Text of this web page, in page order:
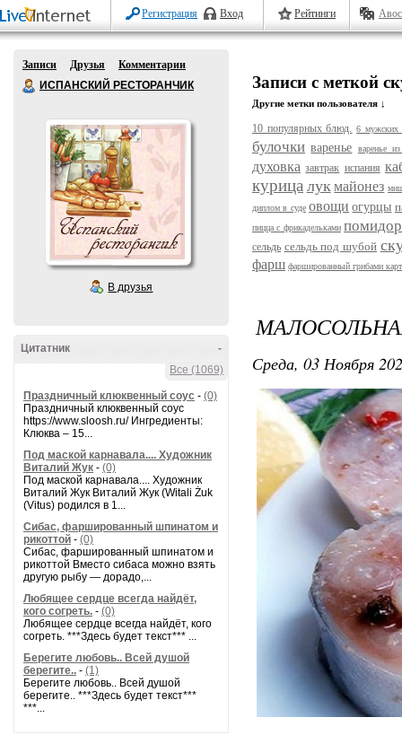
Регистрация Вход Рейтинги
Записи Друзья
Комментарии
ИСПАНСКИЙ РЕСТОРАНЧИК
В друзья
-
Цитатник
Все (1069)
Праздничный клюквенный соус - (0)
Праздничный клюквенный соус
https://www.sloosh.ru/ Ингредиенты:
Клюква – 15...
Под маской карнавала.... Художник
Виталий Жук - (0)
Под маской карнавала.... Художник
Виталий Жук Виталий Жук (Witali Żuk
(Vitus) родился в 1...
Сибас, фаршированный шпинатом и
рикоттой - (0)
Сибас, фаршированный шпинатом и
рикоттой Вместо сибаса можно взять
другую рыбу — дорадо,...
Любящее сердце всегда найдёт,
кого согреть. - (0)
Любящее сердце всегда найдёт, кого
согреть. ***Здесь будет текст*** ...
Берегите любовь.. Всей душой
берегите.. - (1)
Берегите любовь.. Всей душой
берегите.. ***Здесь будет текст***
***...
Записи с меткой
Другие метки пользователя ↓
10 популярных блюд. 6 мужских
булочки варенье варенье
духовка завтрак испания
курица лук майонез
диплом в суде овощи огурцы
пицца с фрикадельками
сельдь сельдь под шубой
фарш фаршированный грибами
Среда, 03 Ноября